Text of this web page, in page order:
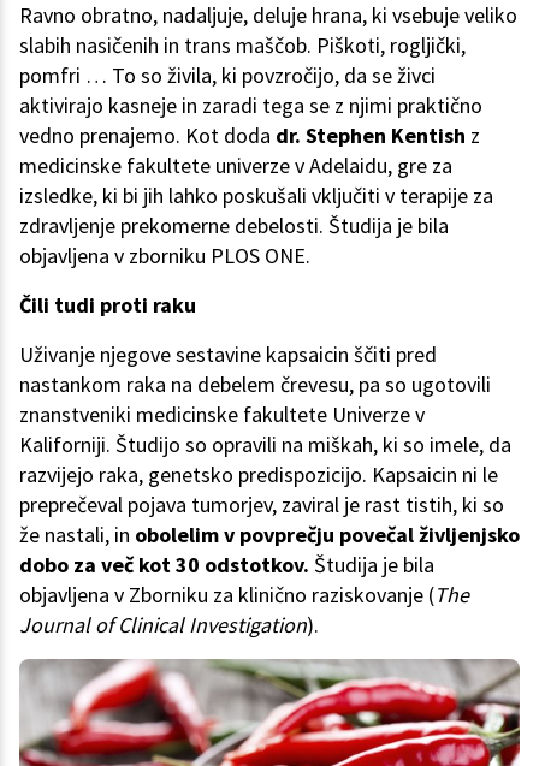
Ravno obratno, nadaljuje, deluje hrana, ki vsebuje veliko
slabih nasičenih in trans maščob. Piškoti, rogljički,
pomfri … To so živila, ki povzročijo, da se živci
aktivirajo kasneje in zaradi tega se z njimi praktično
vedno prenajemo. Kot doda dr. Stephen Kentish z
medicinske fakultete univerze v Adelaidu, gre za
izsledke, ki bi jih lahko poskušali vključiti v terapije za
zdravljenje prekomerne debelosti. Študija je bila
objavljena v zborniku PLOS ONE.
Čili tudi proti raku
Uživanje njegove sestavine kapsaicin ščiti pred
nastankom raka na debelem črevesu, pa so ugotovili
znanstveniki medicinske fakultete Univerze v
Kaliforniji. Študijo so opravili na miškah, ki so imele, da
razvijejo raka, genetsko predispozicijo. Kapsaicin ni le
preprečeval pojava tumorjev, zaviral je rast tistih, ki so
že nastali, in obolelim v povprečju povečal življenjsko
dobo za več kot 30 odstotkov. Študija je bila
objavljena v Zborniku za klinično raziskovanje (The
Journal of Clinical Investigation).